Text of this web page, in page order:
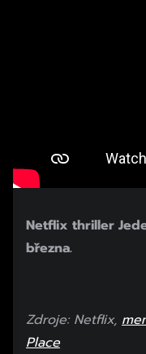
Netflix thriller
března.
Zdroje: Netflix,
Place